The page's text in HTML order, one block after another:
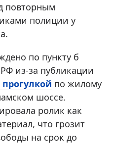
повторным
полиции у
по пункту б
из-за публикации
по жилому
шоссе.
ролик как
что грозит
на срок до